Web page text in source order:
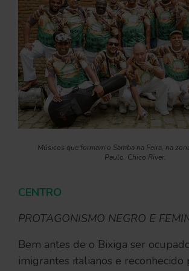
Músicos que formam o Samba na Feira, na
Paulo. Chico River.
CENTRO
PROTAGONISMO NEGRO E
Bem antes de o Bixiga ser
imigrantes italianos e reconhecido